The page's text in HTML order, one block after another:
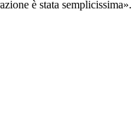
è stata semplicissima».